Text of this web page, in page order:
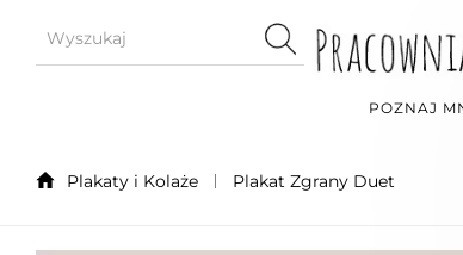
POZNAJ
Plakaty i Kolaże Plakat Zgrany Duet